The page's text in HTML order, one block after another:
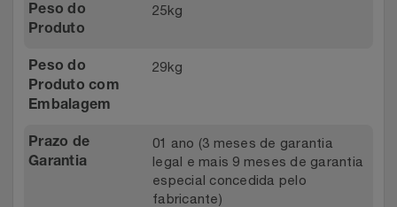
Peso do
Produto
25kg
Peso do
Produto com
Embalagem
29kg
Prazo de
Garantia
01 ano (3 meses de garantia
legal e mais 9 meses de garantia
especial concedida pelo
fabricante)